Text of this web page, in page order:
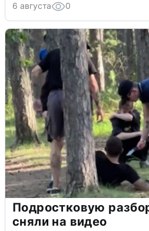
6 августа 0
Подростковую
сняли на видео